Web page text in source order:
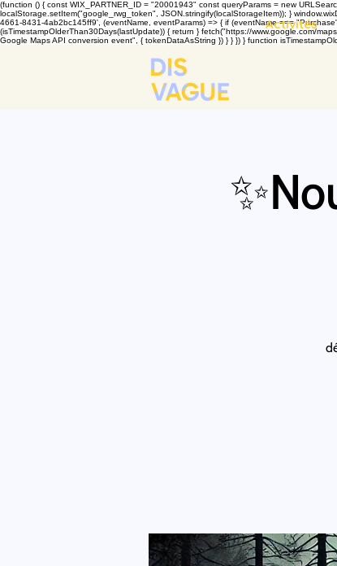
(function () { const WIX_PARTNER_ID = "20001943" const queryParams = new
localStorage.setItem("google_rwg_token", JSON.stringify(localStorageItem)); }
4661-8431-4ab2bc145ff9', (eventName, eventParams) => { if (eventName ===
(isTimestampOlderThan30Days(lastUpdate)) { return } fetch("https://www.google.com/
Google Maps API conversion event", { tokenDataAsString }) } } }) } function
Activités